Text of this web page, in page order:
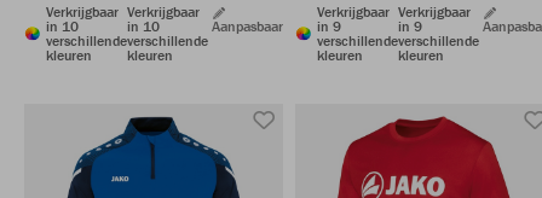
Verkrijgbaar
in 10
verschillende
kleuren
Verkrijgbaar
in 10
verschillende
kleuren
Aanpasbaar
Verkrijgbaar
in 9
verschillende
kleuren
Verkrijgbaar
in 9
verschillende
kleuren